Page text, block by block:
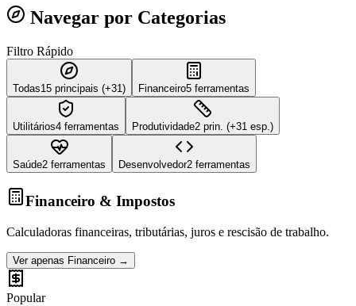
Navegar por Categorias
Filtro Rápido
Todas15 principais (+31) Financeiro5 ferramentas
Utilitários4 ferramentas Produtividade2 prin. (+31 esp.)
Saúde2 ferramentas Desenvolvedor2 ferramentas
Financeiro & Impostos
Calculadoras financeiras, tributárias, juros e rescisão de trabalho.
Ver apenas Financeiro →
Popular